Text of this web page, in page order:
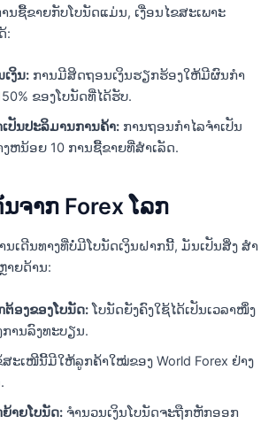
ນຊື້ຂາຍກັບໂບນັດແມ່ນ, ເງື່ອນໄຂສະເພາະ
:
ງິນ:ການມີສິດຖອນເງິນຮຽກຮ້ອງໃຫ້ມີຜົນກໍາ
ຂອງໂບນັດທີ່ໄດ້ຮັບ.
ປັນປະລິມານການຄ້າ:ການຖອນກໍາໄລຈໍາເປັນ
ຫນ້ອຍ 10 ການຊື້ຂາຍທີ່ສໍາເລັດ.
ຈາກ Forex ໂລກ
ເດີນທາງທີ່ບໍ່ມີໂບນັດເງິນຝາກນີ້, ມັນເປັນສິ່ງ ສຳ
າຍດ້ານ:
ອງຂອງໂບນັດ:ໂບນັດຍັງຄົງໃຊ້ໄດ້ເປັນເວລາໜຶ່ງ
ານລົງທະບຽນ.
ະເໜີນີ້ມີໃຫ້ລູກຄ້າໃໝ່ຂອງ World Forex ຢ່າງ
າຍໂບນັດ:ຈຳນວນເງິນໂບນັດຈະຖືກຫັກອອກ